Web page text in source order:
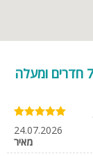
24.07.2026
מאיר